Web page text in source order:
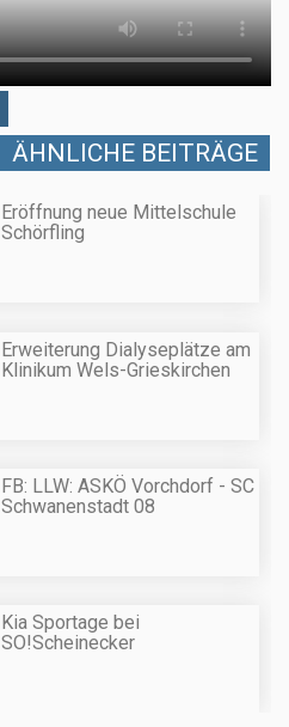
ÄHNLICHE BEITRÄGE
Eröffnung neue Mittelschule
Schörfling
Erweiterung Dialyseplätze am
Klinikum Wels-Grieskirchen
FB: LLW: ASKÖ Vorchdorf - SC
Schwanenstadt 08
Kia Sportage bei
SO!Scheinecker